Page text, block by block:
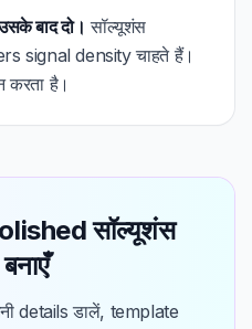
बाद दो। सॉल्यूशंस
signal density चाहते हैं।
करता है।
सॉल्यूशंस
details डालें, template